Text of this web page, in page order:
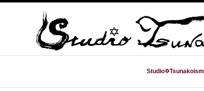
Studio✡Tsunakoism